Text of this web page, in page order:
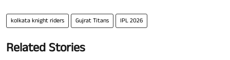
kolkata knight riders Gujrat Titans IPL 2026
Related Stories